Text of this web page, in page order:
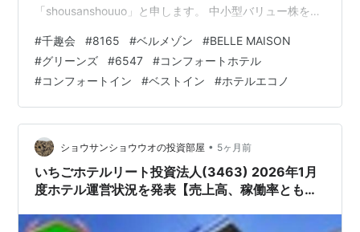
「shousanshouuo」と申します。 中小型バリュー株を中
ています。 先週も優待品が届いていました。 今回は2社
から届いた優待をご紹介します。 今回の記事では、 「先
週届いた株主優待 ～千趣会(8165)、グリーンズ(6547)
～」 を公開しています。 ランキング参加中株式投資・
FX・マネー 経済動向語り合おう…
#千趣会 #8165 #ベルメゾン #BELLE MAISON
#グリーンズ #6547 #コンフォートホテル
#コンフォートイン #ベストイン #ホテルエコノ
ショウサンショウウオの投資部屋 • 5ヶ月前
いちごホテルリート投資法人(3463) 2026年1月
度ホテル運営状況を発表【売上高、稼働率ともに